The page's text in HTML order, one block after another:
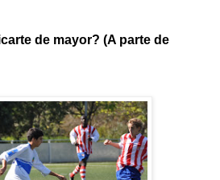
de mayor? (A parte de